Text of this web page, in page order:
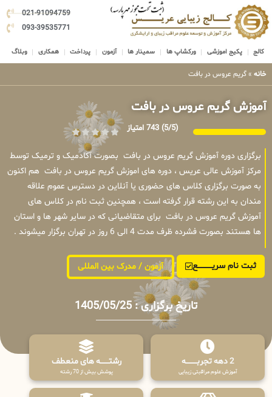
021-91094759
093-39535771
کالج پکیج اموزشی ورکشاپ ها سمینار ها آزمون پرداخت همکاری وبلاگ
خانه » گریم عروس در بافت
آموزش گریم عروس در بافت
(5/5) 743 امتیاز
برگزاری دوره آموزش گریم عروس در بافت بصورت آکادمیک و ترمیک توسط
مرکز آموزش عالی عریس ، دوره های اموزش گریم عروس در بافت هم اکنون
به صورت برگزاری کلاس های حضوری یا آنلاین در دسترس عموم علاقه
مندان به این رشته قرار گرفته است ، همچنین ثبت نام در کلاس های
آموزش گریم عروس در بافت برای متقاضیانی که در سایر شهر ها و استان
ها هستند بصورت فشرده ظرف مدت 4 الی 6 روز در تهران برگزار میشوند .
ثبت نام سریــــــــــــع آزمون / مدرک بین المللی
تاریخ برگزاری : 1405/05/25
2 دهه تجربـــــــــه
آموزش علوم مراقبتی زیبایی
رشتـــــــه های منعطف
پوشش بیش از 70 رشته